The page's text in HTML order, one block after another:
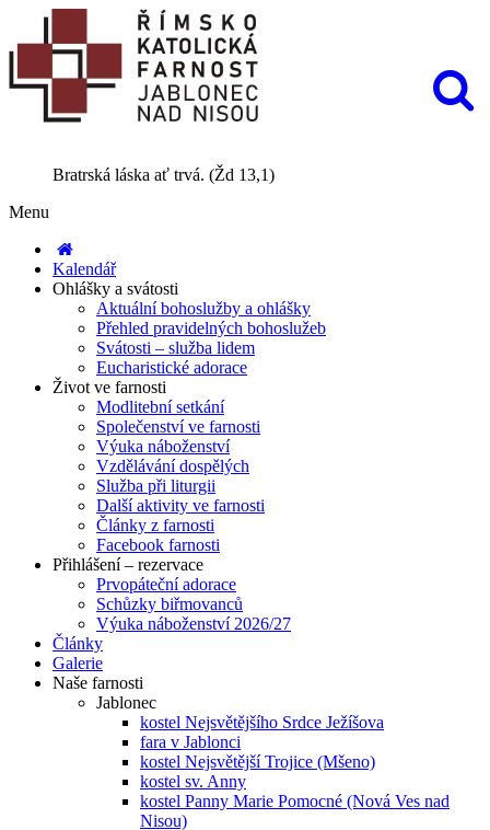
Bratrská láska ať trvá. (Žd 13,1)
Menu
Kalendář
Ohlášky a svátosti
Aktuální bohoslužby a ohlášky
Přehled pravidelných bohoslužeb
Svátosti – služba lidem
Eucharistické adorace
Život ve farnosti
Modlitební setkání
Společenství ve farnosti
Výuka náboženství
Vzdělávání dospělých
Služba při liturgii
Další aktivity ve farnosti
Články z farnosti
Facebook farnosti
Přihlášení – rezervace
Prvopáteční adorace
Schůzky biřmovanců
Výuka náboženství 2026/27
Články
Galerie
Naše farnosti
Jablonec
kostel Nejsvětějšího Srdce Ježíšova
fara v Jablonci
kostel Nejsvětější Trojice (Mšeno)
kostel sv. Anny
kostel Panny Marie Pomocné (Nová Ves nad
Nisou)